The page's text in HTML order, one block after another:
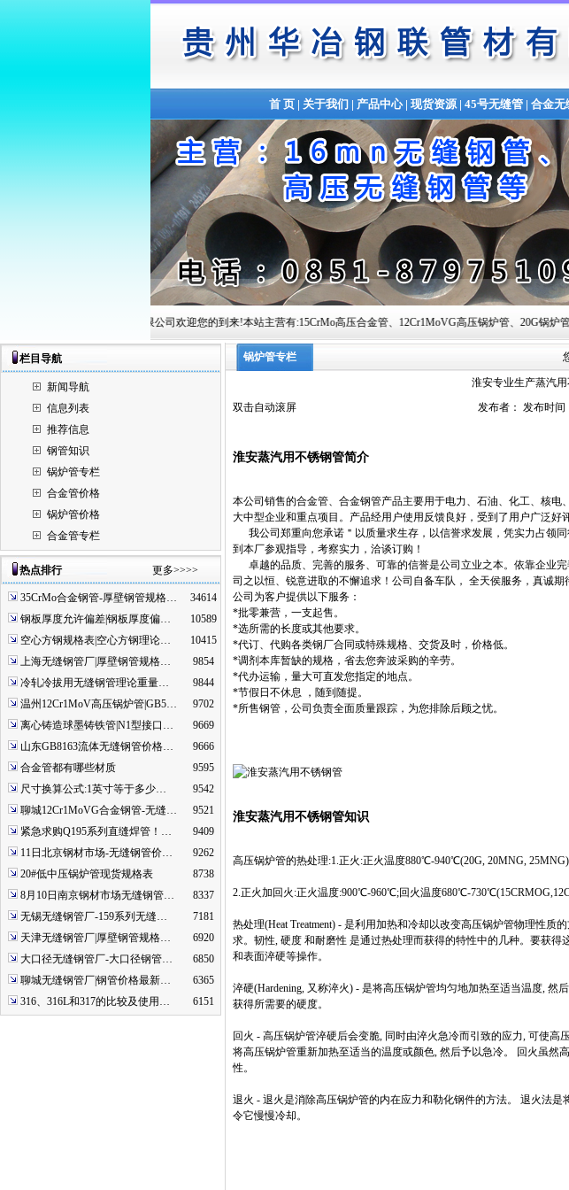
首 页| 关于我们 | 产品中心| 现货资源| 45号无缝管| 合金无
贵州华冶钢联管材有限公司欢迎您的到来!本站主营有:15CrMo高压合金管、12Cr1MoVG高压锅炉管、20G锅炉
栏目导航
新闻导航
信息列表
推荐信息
钢管知识
锅炉管专栏
合金管价格
锅炉管价格
合金管专栏
热点排行 更多>>>>
35CrMo合金钢管-厚壁钢管规格…
34614
钢板厚度允许偏差|钢板厚度偏…
10589
空心方钢规格表|空心方钢理论…
10415
上海无缝钢管厂|厚壁钢管规格…
9854
冷轧冷拔用无缝钢管理论重量…
9844
温州12Cr1MoV高压锅炉管|GB5…
9702
离心铸造球墨铸铁管|N1型接口…
9669
山东GB8163流体无缝钢管价格…
9666
合金管都有哪些材质
9595
尺寸换算公式:1英寸等于多少…
9542
聊城12Cr1MoVG合金钢管-无缝…
9521
紧急求购Q195系列直缝焊管！…
9409
11日北京钢材市场-无缝钢管价…
9262
20#低中压锅炉管现货规格表
8738
8月10日南京钢材市场无缝钢管…
8337
无锡无缝钢管厂-159系列无缝…
7181
天津无缝钢管厂|厚壁钢管规格…
6920
大口径无缝钢管厂-大口径钢管…
6850
聊城无缝钢管厂|钢管价格最新…
6365
316、316L和317的比较及使用…
6151
锅炉管专栏
淮安专业生产蒸汽
双击自动滚屏
发布者： 发布时间
淮安蒸汽用不锈钢管简介
本公司销售的合金管、合金钢管产品主要用于电力、石油、化工、核
大中型企业和重点项目。产品经用户使用反馈良好，受到了用户广泛好
我公司郑重向您承诺＂以质量求生存，以信誉求发展，凭实力占领
到本厂参观指导，考察实力，洽谈订购！
卓越的品质、完善的服务、可靠的信誉是公司立业之本。依靠企业
司之以恒、锐意进取的不懈追求！公司自备车队， 全天侯服务，真诚期
公司为客户提供以下服务：
*批零兼营，一支起售。
*选所需的长度或其他要求。
*代订、代购各类钢厂合同或特殊规格、交货及时，价格低。
*调剂本库暂缺的规格，省去您奔波采购的辛劳。
*代办运输，量大可直发您指定的地点。
*节假日不休息 ，随到随提。
*所售钢管，公司负责全面质量跟踪，为您排除后顾之忧。
淮安蒸汽用不锈钢管知识
高压锅炉管的热处理:1.正火:正火温度880℃-940℃(20G, 20MNG,
2.正火加回火:正火温度:900℃-960℃;回火温度680℃-
热处理(Heat Treatment) - 是利用加热和冷却以改变高压锅炉管物理性
求。韧性, 硬度 和耐磨性 是通过热处理而获得的特性中的几种。要获
和表面淬硬等操作。
淬硬(Hardening, 又称淬火) - 是将高压锅炉管均匀地加热至适当温度,
获得所需要的硬度。
回火 - 高压锅炉管淬硬后会变脆, 同时由淬火急冷而引致的应力, 可使
将高压锅炉管重新加热至适当的温度或颜色, 然后予以急冷。 回火虽然
性。
退火 - 退火是消除高压锅炉管的内在应力和勒化钢件的方法。 退火法
令它慢慢冷却。